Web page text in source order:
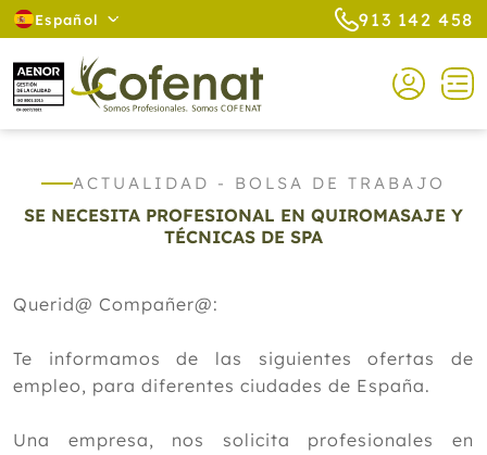
Español 913 142 458
ACTUALIDAD - BOLSA DE TRABAJO
SE NECESITA PROFESIONAL EN QUIROMASAJE Y
TÉCNICAS DE SPA
Querid@ Compañer@:
Te informamos de las siguientes ofertas de
empleo, para diferentes ciudades de España.
Una empresa, nos solicita profesionales en